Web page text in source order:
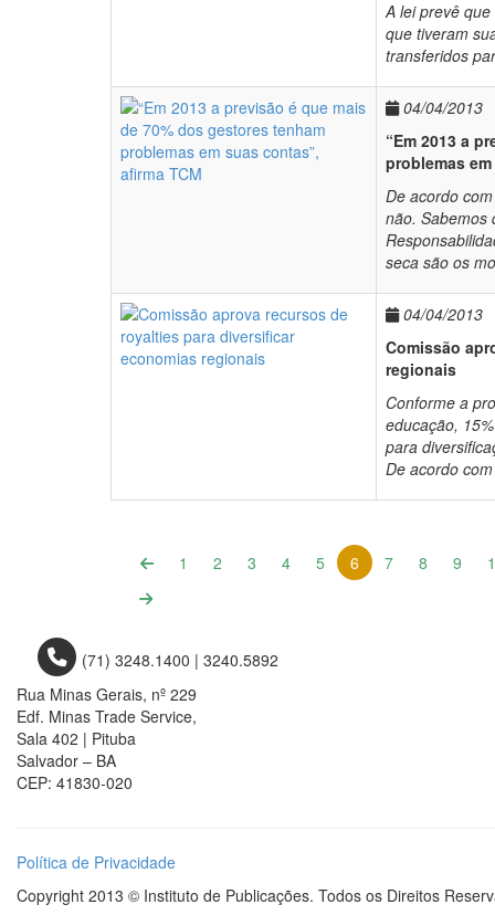
A lei prevê
que tiveram
transferidos
04/04/2013
“Em 2013 a
problemas
De acordo
não. Sabemos
seca são os
04/04/2013
Comissão
regionais
Conforme a
educação,
para
De acordo
1 2 3 4 5 6 (current)
7 8 9
(71) 3248.1400 | 3240.5892
Rua Minas Gerais, nº 229
Edf. Minas Trade Service,
Sala 402 | Pituba
Salvador – BA
CEP: 41830-020
Política de Privacidade
Copyright 2013 © Instituto de Publicações. Todos os Direitos